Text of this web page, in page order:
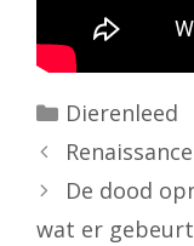
Categorieën
Dierenleed
De dood
wat er